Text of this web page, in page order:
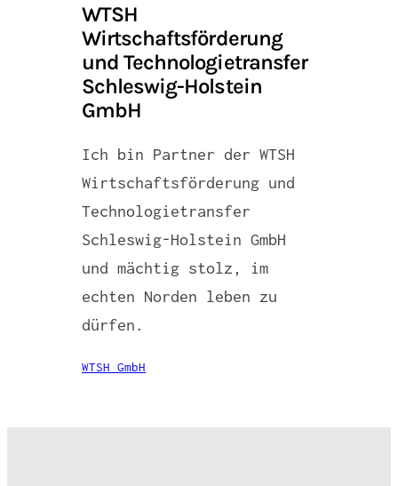
WTSH
Wirtschaftsförderung
und Technologietransfer
Schleswig-Holstein
GmbH
Ich bin Partner der WTSH
Wirtschaftsförderung und
Technologietransfer
Schleswig-Holstein GmbH
und mächtig stolz, im
echten Norden leben zu
dürfen.
WTSH GmbH